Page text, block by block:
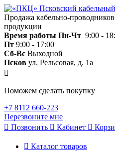
Продажа кабельно-
продукции
Время работы Пн-Чт 9:00 -
Пт 9:00 - 17:00
Сб-Вс Выходной
Псков ул. Рельсовая, д. 1а
Поможем сделать покупку
+7 8112 660-223
Перезвоните мне
Позвонить
Кабинет
Каталог товаров